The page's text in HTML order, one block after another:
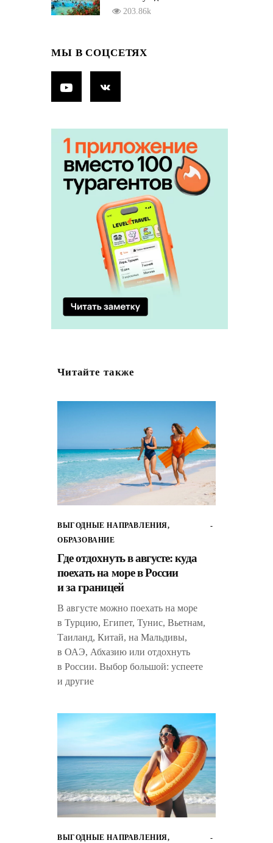
203.86k
МЫ В СОЦСЕТЯХ
Читайте также
ВЫГОДНЫЕ НАПРАВЛЕНИЯ,
ОБРАЗОВАНИЕ
Где отдохнуть в августе: куда
поехать на море в России
и за границей
В августе можно поехать на море
в Турцию, Египет, Тунис, Вьетнам,
Таиланд, Китай, на Мальдивы,
в ОАЭ, Абхазию или отдохнуть
в России. Выбор большой: успеете
и другие
ВЫГОДНЫЕ НАПРАВЛЕНИЯ,